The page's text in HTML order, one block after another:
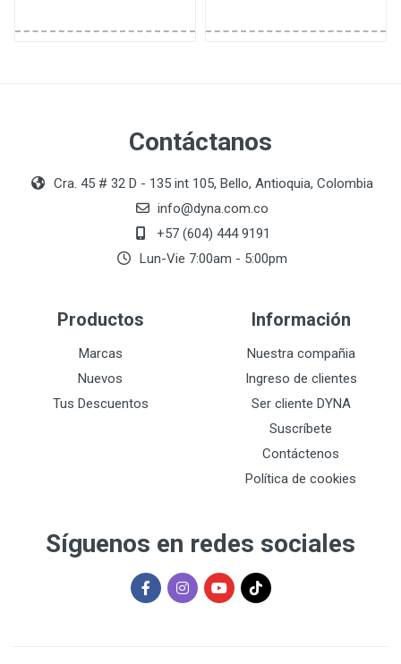
Contáctanos
Cra. 45 # 32 D - 135 int 105, Bello, Antioquia, Colombia
info@dyna.com.co
+57 (604) 444 9191
Lun-Vie 7:00am - 5:00pm
Productos
Marcas
Nuevos
Tus Descuentos
Información
Nuestra compañia
Ingreso de clientes
Ser cliente DYNA
Suscríbete
Contáctenos
Política de cookies
Síguenos en redes sociales